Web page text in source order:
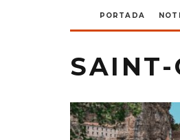
PORTADA
SAINT-